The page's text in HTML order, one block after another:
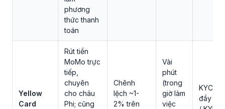
phương
thức thanh
toán
Yellow
Card
Rút tiền
MoMo trực
tiếp,
chuyên
cho châu
Phi; cũng
Chênh
lệch ~1-
2% trên
Vài
phút
(trong
giờ làm
việc
KYC
đầy đủ